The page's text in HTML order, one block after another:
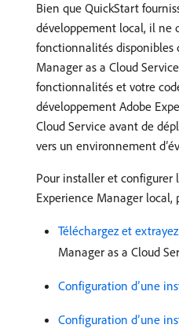
Bien que QuickStart
développement local, il ne
fonctionnalités disponibles
Manager as a Cloud
fonctionnalités et votre
développement Adobe
Cloud Service avant de
vers un environnement
Pour installer et configurer
Experience Manager local,
Téléchargez et extrayez
Manager as a Cloud
Configuration d’une
Configuration d’une